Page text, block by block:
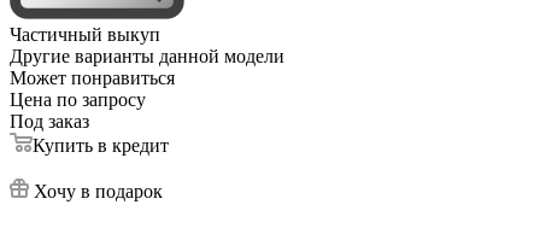
Частичный выкуп
Другие варианты данной модели
Может понравиться
Цена по запросу
Под заказ
Купить в кредит
Хочу в подарок